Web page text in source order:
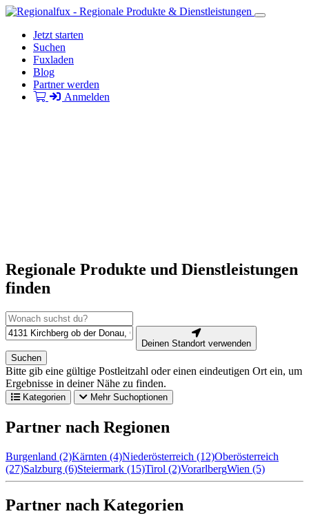
Jetzt starten
Suchen
Fuxladen
Blog
Partner werden
Anmelden
Regionale Produkte und Dienstleistungen
finden
Deinen Standort verwenden
Suchen
Bitte gib eine gültige Postleitzahl oder einen eindeutigen Ort ein, um
Ergebnisse in deiner Nähe zu finden.
Kategorien Mehr Suchoptionen
Partner nach Regionen
Burgenland (2)Kärnten (4)Niederösterreich (12)Oberösterreich
(27)Salzburg (6)Steiermark (15)Tirol (2)VorarlbergWien (5)
Partner nach Kategorien